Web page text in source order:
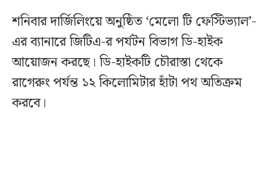
শনিবার দার্জিলিংয়ে অনুষ্ঠিত ‘মেলো টি ফেস্টিভ্যাল’-
এর ব্যানারে জিটিএ-র পর্যটন বিভাগ ডি-হাইক
আয়োজন করছে। ডি-হাইকটি চৌরাস্তা থেকে
রাগেরুং পর্যন্ত ১২ কিলোমিটার হাঁটা পথ অতিক্রম
করবে।